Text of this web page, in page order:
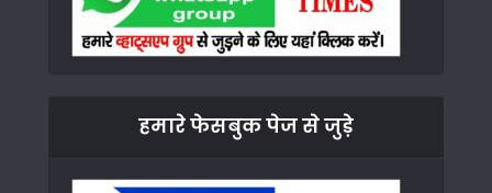
हमारे फेसबुक पेज से जुड़े